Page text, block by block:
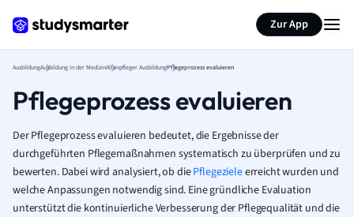
Zur App
AusbildungAusbildung in der MedizinAltenpfleger AusbildungPflegeprozess evaluieren
Pflegeprozess evaluieren
Der Pflegeprozess evaluieren bedeutet, die Ergebnisse der
durchgeführten Pflegemaßnahmen systematisch zu überprüfen und zu
bewerten. Dabei wird analysiert, ob diePflegezieleerreicht wurden und
welche Anpassungen notwendig sind. Eine gründliche Evaluation
unterstützt die kontinuierliche Verbesserung der Pflegequalität und die